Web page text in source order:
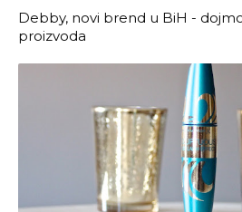
Debby, novi brend u BiH -
proizvoda